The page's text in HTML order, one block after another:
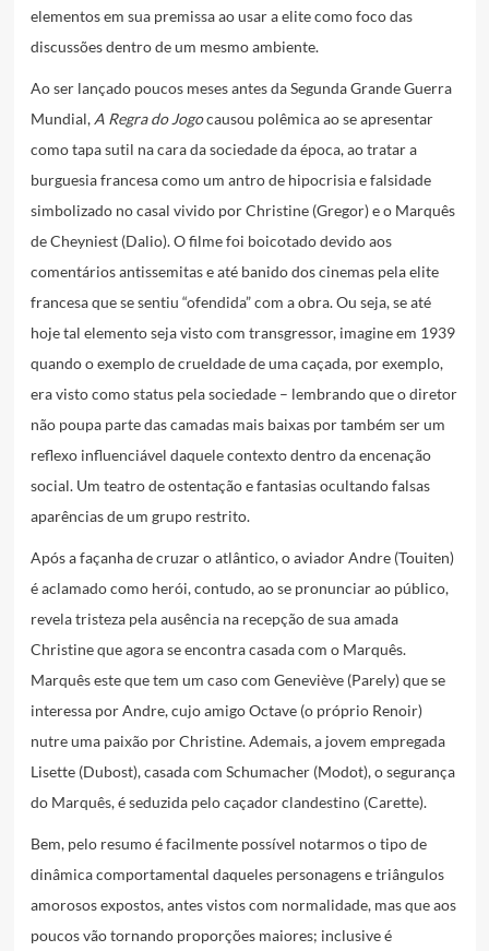
elementos em sua premissa ao usar a elite como foco das
discussões dentro de um mesmo ambiente.
Ao ser lançado poucos meses antes da Segunda Grande Guerra
Mundial, A Regra do Jogocausou polêmica ao se apresentar
como tapa sutil na cara da sociedade da época, ao tratar a
burguesia francesa como um antro de hipocrisia e falsidade
simbolizado no casal vivido por Christine (Gregor) e o Marquês
de Cheyniest (Dalio). O filme foi boicotado devido aos
comentários antissemitas e até banido dos cinemas pela elite
francesa que se sentiu “ofendida” com a obra. Ou seja, se até
hoje tal elemento seja visto com transgressor, imagine em 1939
quando o exemplo de crueldade de uma caçada, por exemplo,
era visto como status pela sociedade – lembrando que o diretor
não poupa parte das camadas mais baixas por também ser um
reflexo influenciável daquele contexto dentro da encenação
social. Um teatro de ostentação e fantasias ocultando falsas
aparências de um grupo restrito.
Após a façanha de cruzar o atlântico, o aviador Andre (Touiten)
é aclamado como herói, contudo, ao se pronunciar ao público,
revela tristeza pela ausência na recepção de sua amada
Christine que agora se encontra casada com o Marquês.
Marquês este que tem um caso com Geneviève (Parely) que se
interessa por Andre, cujo amigo Octave (o próprio Renoir)
nutre uma paixão por Christine. Ademais, a jovem empregada
Lisette (Dubost), casada com Schumacher (Modot), o segurança
do Marquês, é seduzida pelo caçador clandestino (Carette).
Bem, pelo resumo é facilmente possível notarmos o tipo de
dinâmica comportamental daqueles personagens e triângulos
amorosos expostos, antes vistos com normalidade, mas que aos
poucos vão tornando proporções maiores; inclusive é